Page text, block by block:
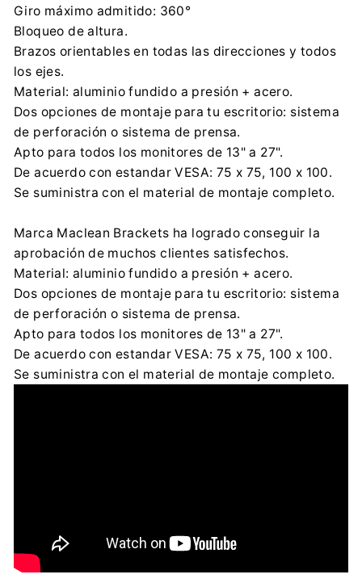
Giro máximo admitido: 360°
Bloqueo de altura.
Brazos orientables en todas las direcciones y todos
los ejes.
Material: aluminio fundido a presión + acero.
Dos opciones de montaje para tu escritorio: sistema
de perforación o sistema de prensa.
Apto para todos los monitores de 13" a 27".
De acuerdo con estandar VESA: 75 x 75, 100 x 100.
Se suministra con el material de montaje completo.
Marca Maclean Brackets ha logrado conseguir la
aprobación de muchos clientes satisfechos.
Material: aluminio fundido a presión + acero.
Dos opciones de montaje para tu escritorio: sistema
de perforación o sistema de prensa.
Apto para todos los monitores de 13" a 27".
De acuerdo con estandar VESA: 75 x 75, 100 x 100.
Se suministra con el material de montaje completo.